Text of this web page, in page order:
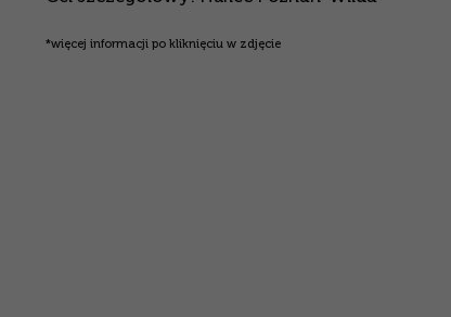
*więcej informacji po kliknięciu w zdjęcie